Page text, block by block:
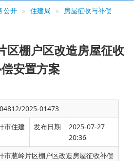
公开 » 住建局 »
房屋征收与补偿
区棚户区改造房屋征收
安置方案
2025-01473
市住建
发布日期
2025-07-27
20:36
市葱岭片区棚户区改造房屋征收补偿